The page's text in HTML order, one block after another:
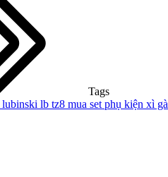
Tags
lubinski lb tz8 mua set phụ kiện xì gà